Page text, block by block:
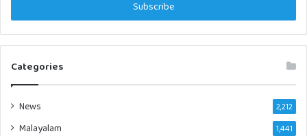
Categories
News 2,212
Malayalam 1,441